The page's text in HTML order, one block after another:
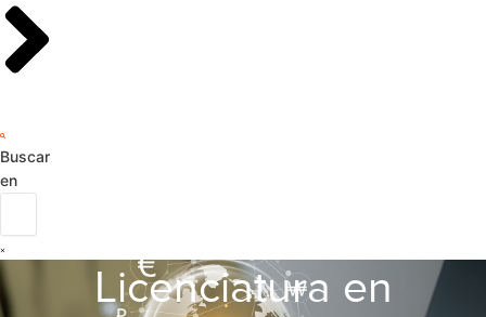
Buscar
en
Licenciatura en